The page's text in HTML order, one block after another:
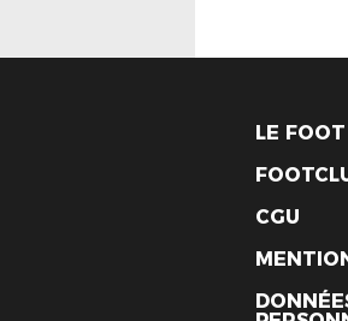
LE
CGU